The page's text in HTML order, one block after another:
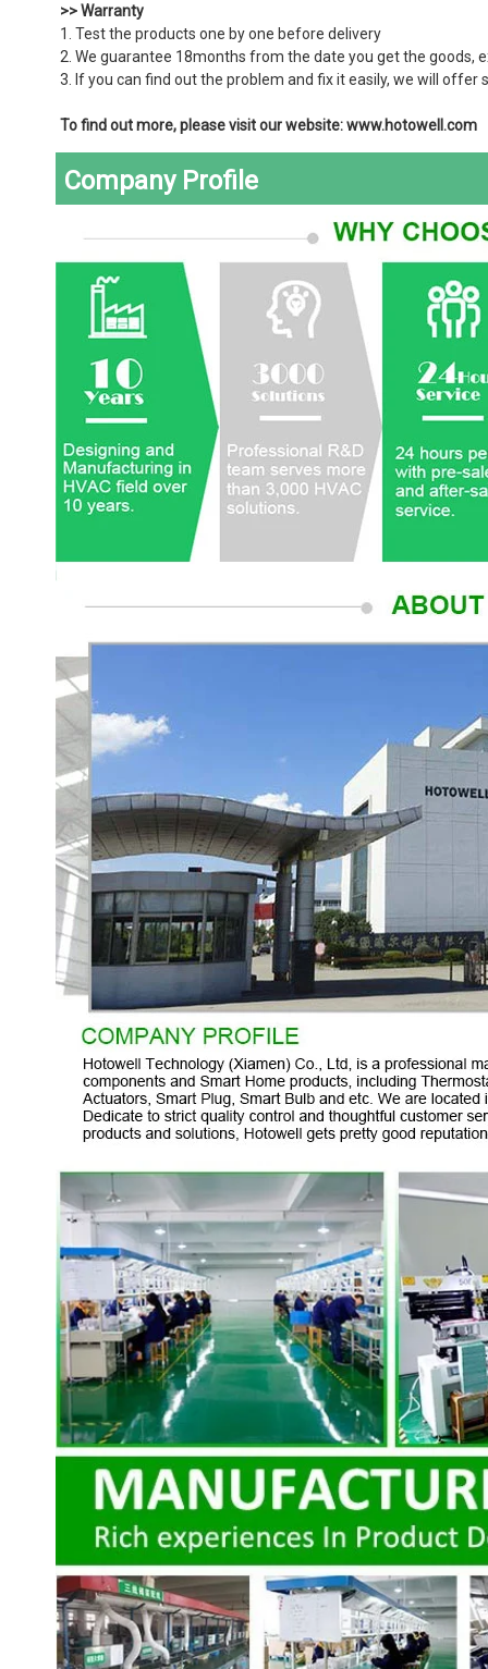
>> Warranty
1. Test the products one by one before delivery
2. We guarantee 18months from the date you get the goods,
3. If you can find out the problem and fix it easily, we will offer
To find out more, please visit our website: www.hotowell.com
Company Profile